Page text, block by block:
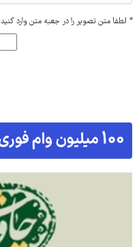
* لطفا متن تصویر را در جعبه متن وارد کنید